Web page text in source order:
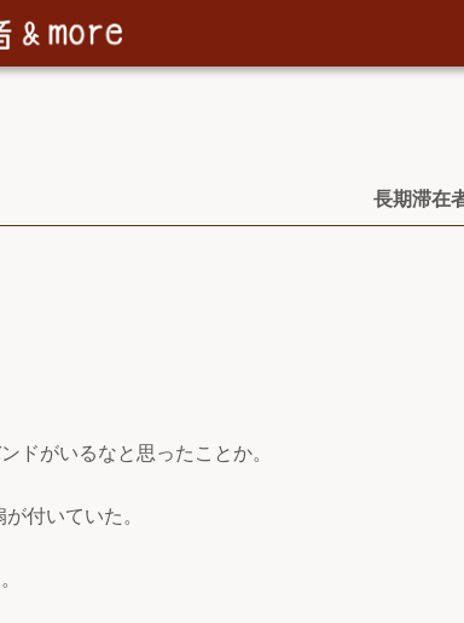
長期滞在
ドがいるなと思ったことか。
付いていた。